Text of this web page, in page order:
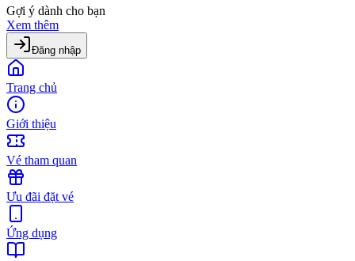
Gợi ý dành cho bạn
Xem thêm
Đăng nhập
Trang chủ
Giới thiệu
Vé tham quan
Ưu đãi đặt vé
Ứng dụng